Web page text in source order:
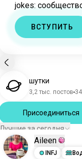
jokes:
ВСТУПИТЬ
шутки
3,2 тыс. постов
Присоединиться
Лучшие за сегодня
Aileen
INFJ